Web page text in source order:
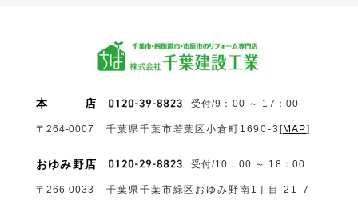
本 店 受付/9：00 ～ 17：00
〒264-0007 千葉県千葉市若葉区小倉町1690‐3 [MAP]
おゆみ野店 受付/10：00 ～ 18：00
〒266-0033
千葉県千葉市緑区おゆみ野南1丁目 21-7